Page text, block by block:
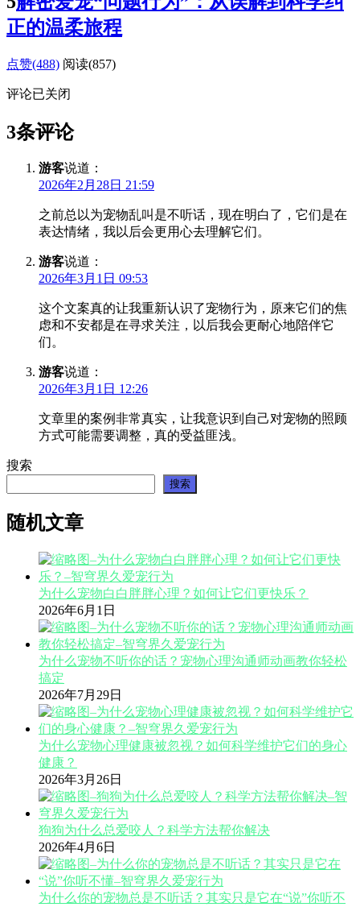
正的温柔旅程
点赞(488) 阅读(857)
评论已关闭
3条评论
游客说道：
2026年2月28日 21:59
之前总以为宠物乱叫是不听话，现在明白了，它们是在
表达情绪，我以后会更用心去理解它们。
游客说道：
2026年3月1日 09:53
这个文案真的让我重新认识了宠物行为，原来它们的焦
虑和不安都是在寻求关注，以后我会更耐心地陪伴它
们。
游客说道：
2026年3月1日 12:26
文章里的案例非常真实，让我意识到自己对宠物的照顾
方式可能需要调整，真的受益匪浅。
搜索
搜索
随机文章
为什么宠物白白胖胖心理？如何让它们更快乐？
2026年6月1日
为什么宠物不听你的话？宠物心理沟通师动画教你轻松
搞定
2026年7月29日
为什么宠物心理健康被忽视？如何科学维护它们的身心
健康？
2026年3月26日
狗狗为什么总爱咬人？科学方法帮你解决
2026年4月6日
为什么你的宠物总是不听话？其实只是它在“说”你听不